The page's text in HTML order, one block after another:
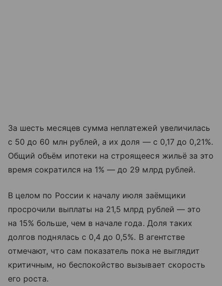
За шесть месяцев сумма неплатежей увеличилась
с 50 до 60 млн рублей, а их доля — с 0,17 до 0,21%.
Общий объём ипотеки на строящееся жильё за это
время сократился на 1% — до 29 млрд рублей.
В целом по России к началу июля заёмщики
просрочили выплаты на 21,5 млрд рублей — это
на 15% больше, чем в начале года. Доля таких
долгов поднялась с 0,4 до 0,5%. В агентстве
отмечают, что сам показатель пока не выглядит
критичным, но беспокойство вызывает скорость
его роста.